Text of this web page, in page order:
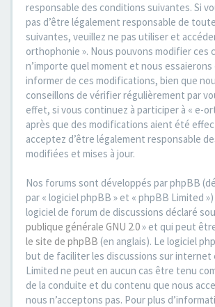
responsable des conditions suivantes. Si
pas d’être légalement responsable de
suivantes, veuillez ne pas utiliser et
orthophonie ». Nous pouvons modifier ces
n’importe quel moment et nous essaierons
informer de ces modifications, bien que
conseillons de vérifier régulièrement par
effet, si vous continuez à participer à « e-
après que des modifications aient été
acceptez d’être légalement responsable
modifiées et mises à jour.
Nos forums sont développés par phpBB
par « logiciel phpBB » et « phpBB Limited
logiciel de forum de discussions déclaré
publique générale GNU 2.0» et qui peut
le site de phpBB (en anglais). Le logiciel
but de faciliter les discussions sur internet
Limited ne peut en aucun cas être tenu
de la conduite et du contenu que nous
nous n’acceptons pas. Pour plus